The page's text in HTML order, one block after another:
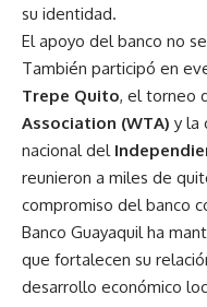
su identidad.
El apoyo del banco no
También participó en
Trepe Quito, el torneo
Association (WTA) y la
nacional del
reunieron a miles de
compromiso del banco
Banco Guayaquil ha
que fortalecen su
desarrollo económico